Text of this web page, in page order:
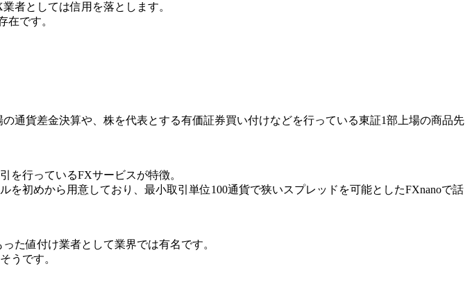
者としては信用を落とします。
在です。
通貨差金決算や、株を代表とする有価証券買い付けなどを行っている東証1部上場の商品先
を行っているFXサービスが特徴。
初めから用意しており、最小取引単位100通貨で狭いスプレッドを可能としたFXnanoで話
た値付け業者として業界では有名です。
うです。